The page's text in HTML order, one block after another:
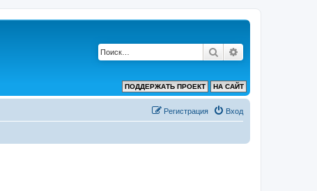
Поиск
НА САЙТ
ПОДДЕРЖАТЬ ПРОЕКТ
Вход
Регистрация